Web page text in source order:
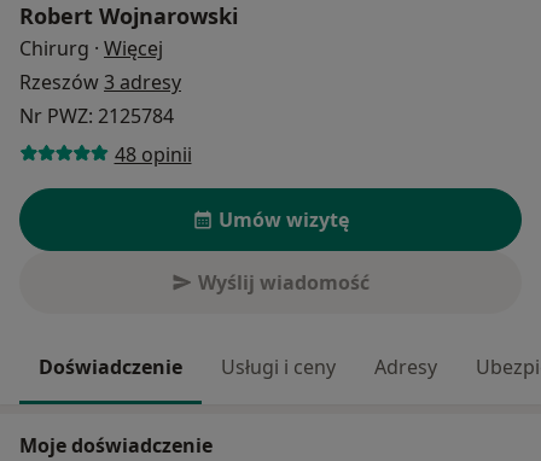
Robert Wojnarowski
Chirurg · Więcej
Rzeszów3 adresy
Nr PWZ: 2125784
48 opinii
Umów wizytę
Wyślij wiadomość
Doświadczenie Usługi i ceny Adresy
Moje doświadczenie